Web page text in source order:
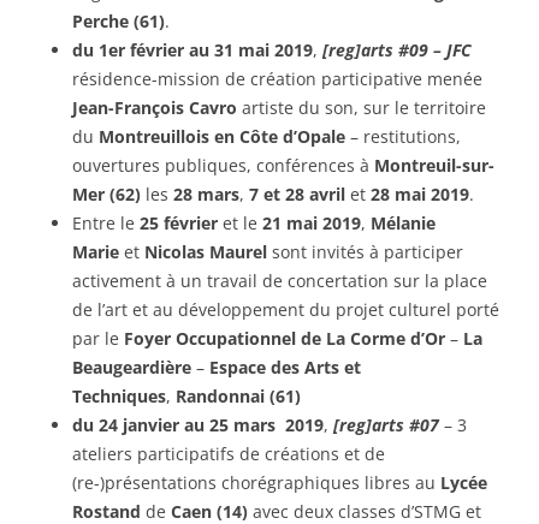
Perche (61).
du 1er février au 31 mai 2019, [reg]arts #09 – JFC
résidence-mission de création participative menée
Jean-François Cavro artiste du son, sur le territoire
du Montreuillois en Côte d’Opale – restitutions,
ouvertures publiques, conférences à Montreuil-sur-
Mer (62) les 28 mars, 7 et 28 avril et 28 mai 2019.
Entre le 25 février et le 21 mai 2019, Mélanie
Marie et Nicolas Maurel sont invités à participer
activement à un travail de concertation sur la place
de l’art et au développement du projet culturel porté
par le Foyer Occupationnel de La Corme d’Or – La
Beaugeardière – Espace des Arts et
Techniques, Randonnai (61)
du 24 janvier au 25 mars 2019, [reg]arts #07– 3
ateliers participatifs de créations et de
(re-)présentations chorégraphiques libres au Lycée
Rostand de Caen (14) avec deux classes d’STMG et